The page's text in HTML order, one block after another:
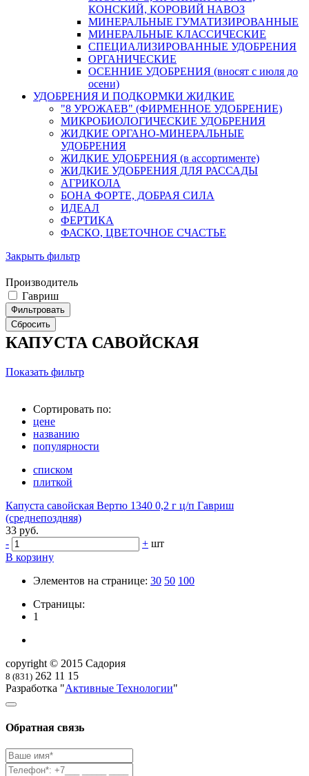
КОНСКИЙ, КОРОВИЙ НАВОЗ
МИНЕРАЛЬНЫЕ ГУМАТИЗИРОВАННЫЕ
МИНЕРАЛЬНЫЕ КЛАССИЧЕСКИЕ
СПЕЦИАЛИЗИРОВАННЫЕ УДОБРЕНИЯ
ОРГАНИЧЕСКИЕ
ОСЕННИЕ УДОБРЕНИЯ (вносят с июля до
осени)
УДОБРЕНИЯ И ПОДКОРМКИ ЖИДКИЕ
"8 УРОЖАЕВ" (ФИРМЕННОЕ УДОБРЕНИЕ)
МИКРОБИОЛОГИЧЕСКИЕ УДОБРЕНИЯ
ЖИДКИЕ ОРГАНО-МИНЕРАЛЬНЫЕ
УДОБРЕНИЯ
ЖИДКИЕ УДОБРЕНИЯ (в ассортименте)
ЖИДКИЕ УДОБРЕНИЯ ДЛЯ РАССАДЫ
АГРИКОЛА
БОНА ФОРТЕ, ДОБРАЯ СИЛА
ИДЕАЛ
ФЕРТИКА
ФАСКО, ЦВЕТОЧНОЕ СЧАСТЬЕ
Закрыть фильтр
Производитель
Гавриш
КАПУСТА САВОЙСКАЯ
Показать фильтр
Сортировать по:
цене
названию
популярности
списком
плиткой
Капуста савойская Вертю 1340 0,2 г ц/п Гавриш
(среднепоздняя)
33 руб.
-
+ шт
В корзину
Элементов на странице: 30 50 100
Страницы:
1
copyright © 2015 Садория
8 (831) 262 11 15
Разработка "Активные Технологии"
Обратная связь